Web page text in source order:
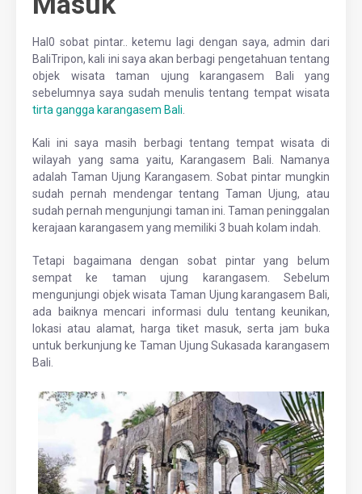
Hal0 sobat pintar.. ketemu lagi dengan saya, admin dari
BaliTripon, kali ini saya akan berbagi pengetahuan tentang
objek wisata taman ujung karangasem Bali yang
sebelumnya saya sudah menulis tentang tempat wisata
tirta gangga karangasem Bali
Kali ini saya masih berbagi tentang tempat wisata di
wilayah yang sama yaitu, Karangasem Bali. Namanya
adalah Taman Ujung Karangasem. Sobat pintar mungkin
sudah pernah mendengar tentang Taman Ujung, atau
sudah pernah mengunjungi taman ini. Taman peninggalan
kerajaan karangasem yang memiliki 3 buah kolam indah.
Tetapi bagaimana dengan sobat pintar yang belum
sempat ke taman ujung karangasem. Sebelum
mengunjungi objek wisata Taman Ujung karangasem Bali,
ada baiknya mencari informasi dulu tentang keunikan,
lokasi atau alamat, harga tiket masuk, serta jam buka
untuk berkunjung ke Taman Ujung Sukasada karangasem
Bali.